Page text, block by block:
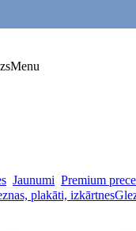
Menu
Jaunumi Premium
plakāti, izkārtnes